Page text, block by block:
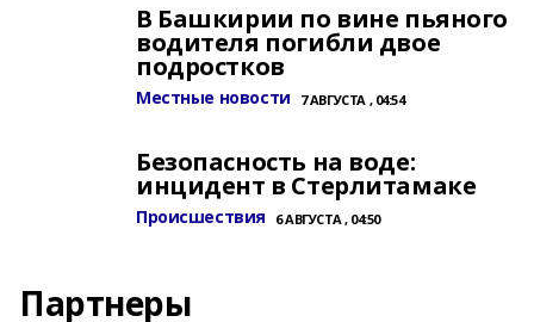
В Башкирии по вине пьяного
водителя погибли двое
подростков
Местные новости 7 АВГУСТА , 04:54
Безопасность на воде:
инцидент в Стерлитамаке
Происшествия 6 АВГУСТА , 04:50
Партнеры